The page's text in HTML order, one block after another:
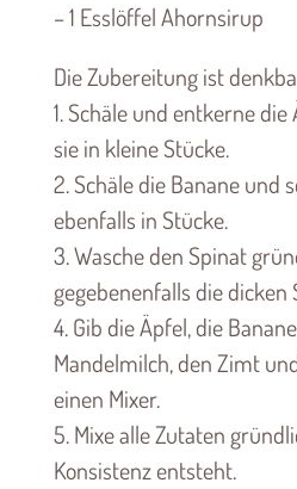
– 1 Esslöffel Ahornsirup
Die Zubereitung ist
1. Schäle und entkerne
sie in kleine Stücke.
2. Schäle die Banane und
ebenfalls in Stücke.
3. Wasche den Spinat
gegebenenfalls die dicken
4. Gib die Äpfel, die
Mandelmilch, den Zimt
einen Mixer.
5. Mixe alle Zutaten
Konsistenz entsteht.